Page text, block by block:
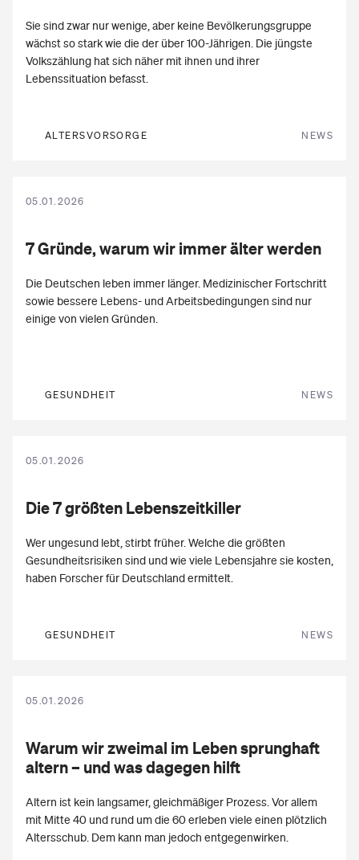
Sie sind zwar nur wenige, aber keine Bevölkerungsgruppe
wächst so stark wie die der über 100-Jährigen. Die jüngste
Volkszählung hat sich näher mit ihnen und ihrer
Lebenssituation befasst.
ALTERSVORSORGE NEWS
7 Gründe, warum wir immerälterwerden
05.01.2026
Die Deutschen leben immer länger. Medizinischer Fortschritt
sowie bessere Lebens- und Arbeitsbedingungen sind nur
einige von vielen Gründen.
GESUNDHEIT NEWS
Die 7 größten Lebenszeitkiller
05.01.2026
Wer ungesund lebt, stirbt früher. Welche die größten
Gesundheitsrisiken sind und wie viele Lebensjahre sie kosten,
haben Forscher für Deutschland ermittelt.
GESUNDHEIT NEWS
Warum wir zweimal im Leben sprunghaft
altern– und was dagegen hilft
05.01.2026
Altern ist kein langsamer, gleichmäßiger Prozess. Vor allem
mit Mitte 40 und rund um die 60 erleben viele einen plötzlich
Altersschub. Dem kann man jedoch entgegenwirken.